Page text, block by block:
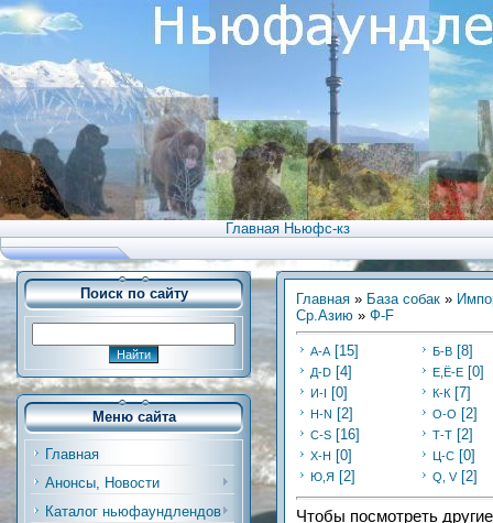
Главная Ньюфс-кз
Поиск по сайту
Меню сайта
Главная
Анонсы, Новости
Каталог ньюфаундлендов
Главная » База собак »
Ср.Азию » Ф-F
А-А [15] Б-В [8]
Д-D [4] Е,Ё-Е [0]
И-I [0] К-К [7]
Н-N [2] О-О [2]
С-S [16] Т-Т [2]
Х-H [0] Ц-C [0]
Ю,Я [2] Q, V [2]
Чтобы посмотреть